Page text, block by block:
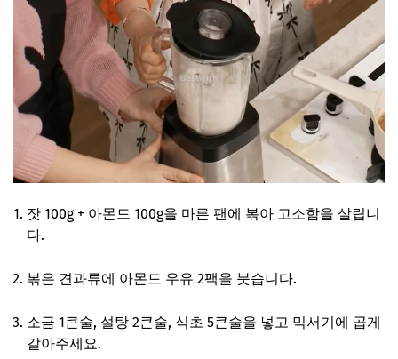
잣 100g + 아몬드 100g을 마른 팬에 볶아 고소함을 살립니
다.
볶은 견과류에 아몬드 우유 2팩을 붓습니다.
소금 1큰술, 설탕 2큰술, 식초 5큰술을 넣고 믹서기에 곱게
갈아주세요.